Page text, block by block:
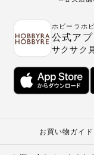
ホビーラホ
公式アプ
サクサク
お買い物ガイド